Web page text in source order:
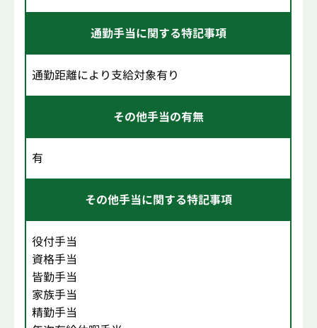
通勤手当に関する特記事項
通勤距離により支給対象有り
その他手当の有無
有
その他手当に関する特記事項
役付手当
資格手当
皆勤手当
家族手当
精勤手当